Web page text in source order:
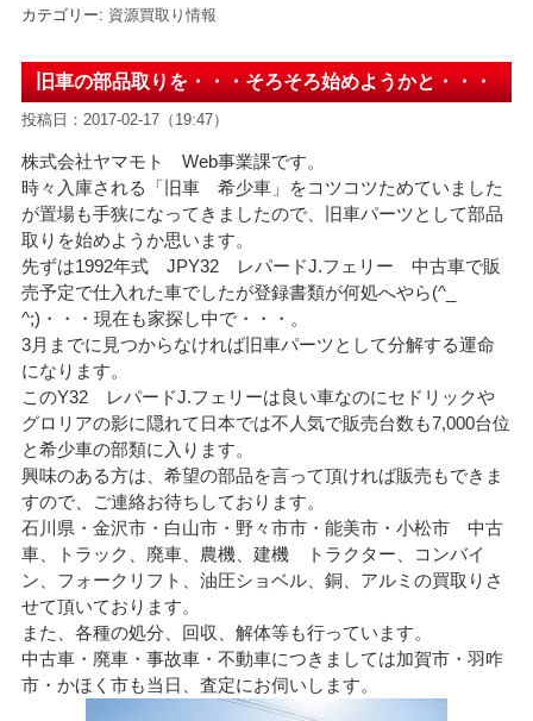
カテゴリー: 資源買取り情報
旧車の部品取りを・・・そろそろ始めようかと・・・
投稿日：2017-02-17（19:47）
株式会社ヤマモト Web事業課です。
時々入庫される「旧車 希少車」をコツコツためていました
が置場も手狭になってきましたので、旧車パーツとして部品
取りを始めようか思います。
先ずは1992年式 JPY32 レパードJ.フェリー 中古車で販
売予定で仕入れた車でしたが登録書類が何処へやら(^_
^;)・・・現在も家探し中で・・・。
3月までに見つからなければ旧車パーツとして分解する運命
になります。
このY32 レパードJ.フェリーは良い車なのにセドリックや
グロリアの影に隠れて日本では不人気で販売台数も7,000台位
と希少車の部類に入ります。
興味のある方は、希望の部品を言って頂ければ販売もできま
すので、ご連絡お待ちしております。
石川県・金沢市・白山市・野々市市・能美市・小松市 中古
車、トラック、廃車、農機、建機 トラクター、コンバイ
ン、フォークリフト、油圧ショベル、銅、アルミの買取りさ
せて頂いております。
また、各種の処分、回収、解体等も行っています。
中古車・廃車・事故車・不動車につきましては加賀市・羽咋
市・かほく市も当日、査定にお伺いします。